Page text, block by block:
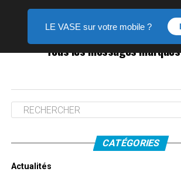
Tous les messages
CATÉGORIES
Actualités
LE VASE sur votre mobile ?